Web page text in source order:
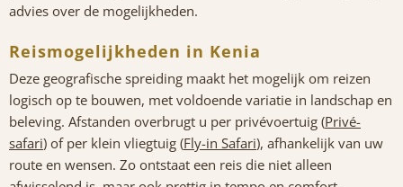
advies over de mogelijkheden.
Reismogelijkheden in Kenia
Deze geografische spreiding maakt het mogelijk om reizen
logisch op te bouwen, met voldoende variatie in landschap en
beleving. Afstanden overbrugt u per privévoertuig (Privé-
safari) of per klein vliegtuig (Fly-in Safari), afhankelijk van uw
route en wensen. Zo ontstaat een reis die niet alleen